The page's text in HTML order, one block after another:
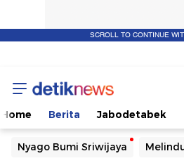
SCROLL TO CONTINUE
Home Berita Jabodetabek
Nyago Bumi Sriwijaya